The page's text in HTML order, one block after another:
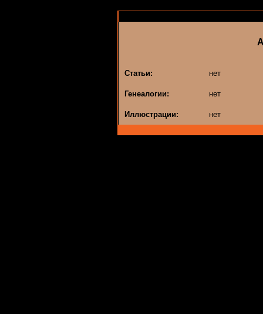
Статьи: нет
Генеалогии: нет
Иллюстрации: нет